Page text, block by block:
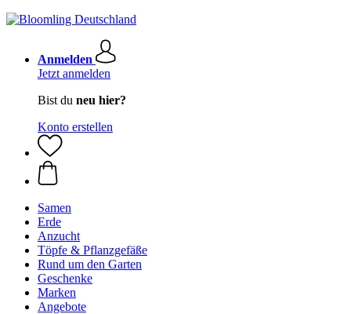
Anmelden
Jetzt anmelden
Bist du neu hier?
Konto erstellen
Samen
Erde
Anzucht
Töpfe & Pflanzgefäße
Rund um den Garten
Geschenke
Marken
Angebote